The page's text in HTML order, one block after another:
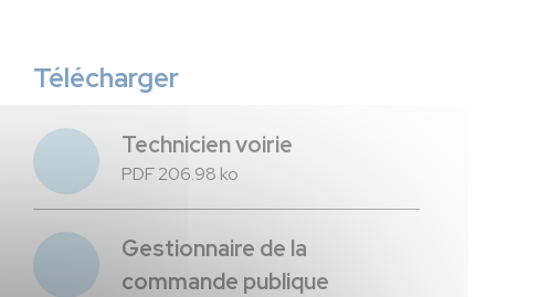
Télécharger
Technicien voirie
PDF 206.98 ko
Gestionnaire de la
commande publique